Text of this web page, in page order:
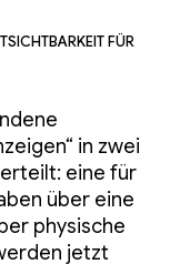
für
in zwei
eine für
über eine
physische
jetzt